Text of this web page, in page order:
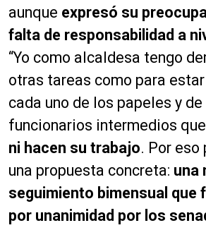
aunque expresó su
falta de responsabilidad a
“Yo como alcaldesa tengo
otras tareas como para
cada uno de los papeles y
funcionarios intermedios que
ni hacen su trabajo. Por eso
una propuesta concreta: una
seguimiento bimensual que
por unanimidad por los